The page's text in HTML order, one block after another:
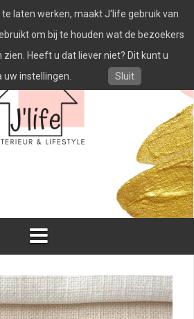
laten werken, maakt J'life gebruik van
om bij te houden wat de bezoekers
Heeft u dat liever niet? Dit kunt u
instellingen.
Sluit